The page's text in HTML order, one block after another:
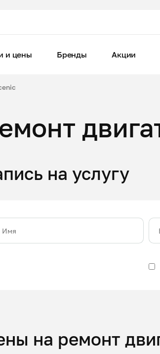
и цены Бренды Акции
на услугу
Имя
на ремонт